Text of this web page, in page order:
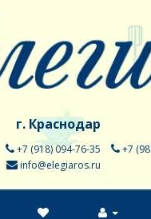
г. Краснодар
+7 (918) 094-76-35
+7
info@elegiaros.ru